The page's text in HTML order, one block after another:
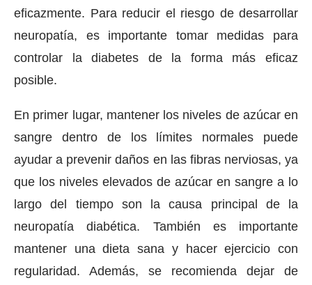
eficazmente. Para reducir el riesgo de desarrollar
neuropatía, es importante tomar medidas para
controlar la diabetes de la forma más eficaz
posible.
En primer lugar, mantener los niveles de azúcar en
sangre dentro de los límites normales puede
ayudar a prevenir daños en las fibras nerviosas, ya
que los niveles elevados de azúcar en sangre a lo
largo del tiempo son la causa principal de la
neuropatía diabética. También es importante
mantener una dieta sana y hacer ejercicio con
regularidad. Además, se recomienda dejar de